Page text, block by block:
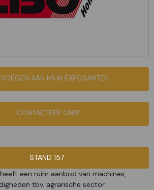
AAN MIJN EXPOSANTEN
CONTACTEER ONS!
STAND 157
een ruim aanbod van machines,
tbv. agrarische sector